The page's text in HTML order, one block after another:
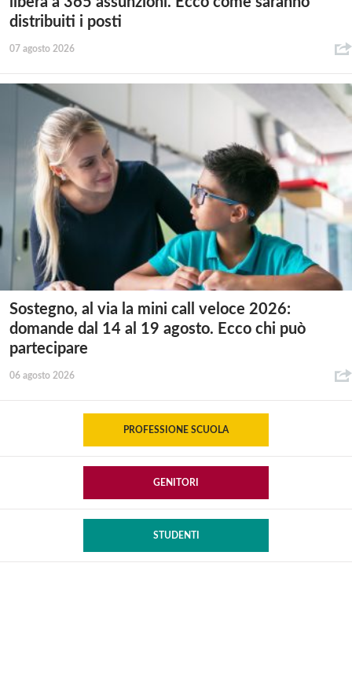
distribuiti i posti
07 agosto 2026
Sostegno, al via la mini call veloce 2026:
domande dal 14 al 19 agosto. Ecco chi può
partecipare
06 agosto 2026
PROFESSIONE SCUOLA
GENITORI
STUDENTI